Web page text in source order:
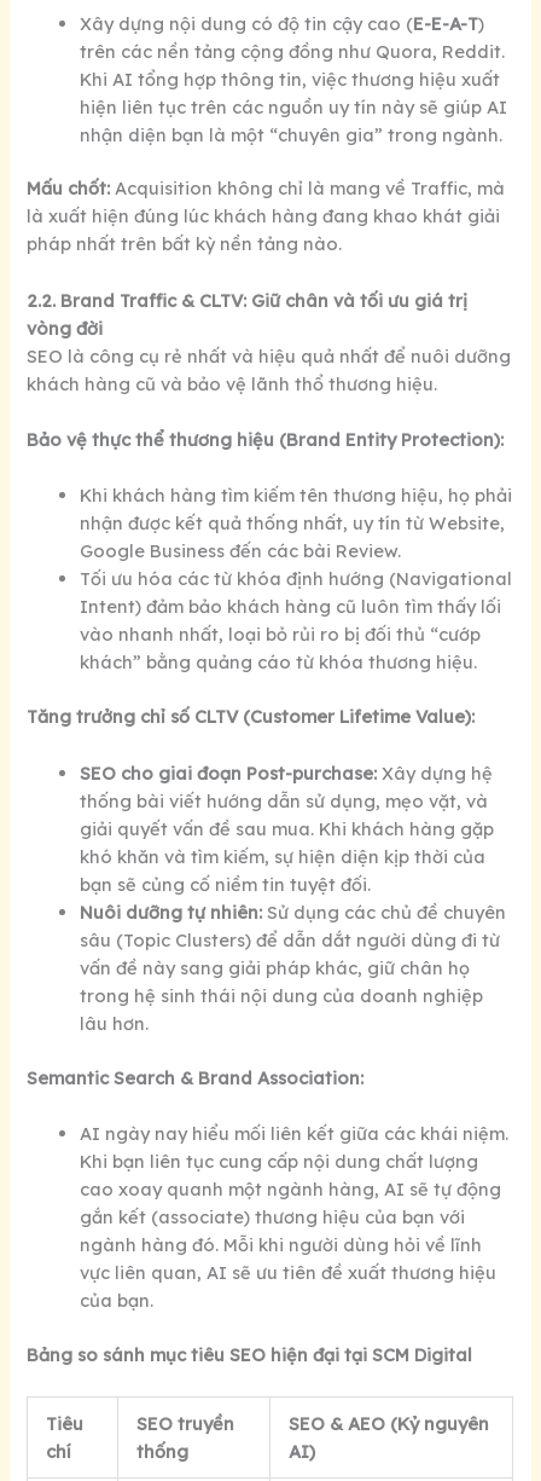
Xây dựng nội dung có độ tin cậy cao (E-E-A-T)
trên các nền tảng cộng đồng như Quora, Reddit.
Khi AI tổng hợp thông tin, việc thương hiệu xuất
hiện liên tục trên các nguồn uy tín này sẽ giúp AI
nhận diện bạn là một “chuyên gia” trong ngành.
Mấu chốt: Acquisition không chỉ là mang về Traffic, mà
là xuất hiện đúng lúc khách hàng đang khao khát giải
pháp nhất trên bất kỳ nền tảng nào.
2.2. Brand Traffic & CLTV: Giữ chân và tối ưu giá trị
vòng đời
SEO là công cụ rẻ nhất và hiệu quả nhất để nuôi dưỡng
khách hàng cũ và bảo vệ lãnh thổ thương hiệu.
Bảo vệ thực thể thương hiệu (Brand Entity Protection):
Khi khách hàng tìm kiếm tên thương hiệu, họ phải
nhận được kết quả thống nhất, uy tín từ Website,
Google Business đến các bài Review.
Tối ưu hóa các từ khóa định hướng (Navigational
Intent) đảm bảo khách hàng cũ luôn tìm thấy lối
vào nhanh nhất, loại bỏ rủi ro bị đối thủ “cướp
khách” bằng quảng cáo từ khóa thương hiệu.
Tăng trưởng chỉ số CLTV (Customer Lifetime Value):
SEO cho giai đoạn Post-purchase: Xây dựng hệ
thống bài viết hướng dẫn sử dụng, mẹo vặt, và
giải quyết vấn đề sau mua. Khi khách hàng gặp
khó khăn và tìm kiếm, sự hiện diện kịp thời của
bạn sẽ củng cố niềm tin tuyệt đối.
Nuôi dưỡng tự nhiên: Sử dụng các chủ đề chuyên
sâu (Topic Clusters) để dẫn dắt người dùng đi từ
vấn đề này sang giải pháp khác, giữ chân họ
trong hệ sinh thái nội dung của doanh nghiệp
lâu hơn.
Semantic Search & Brand Association:
AI ngày nay hiểu mối liên kết giữa các khái niệm.
Khi bạn liên tục cung cấp nội dung chất lượng
cao xoay quanh một ngành hàng, AI sẽ tự động
gắn kết (associate) thương hiệu của bạn với
ngành hàng đó. Mỗi khi người dùng hỏi về lĩnh
vực liên quan, AI sẽ ưu tiên đề xuất thương hiệu
của bạn.
Bảng so sánh mục tiêu SEO hiện đại tại SCM Digital
Tiêu
chí
SEO truyền
thống
SEO & AEO (Kỷ nguyên
AI)